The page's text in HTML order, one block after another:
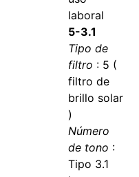
laboral
5-3.1
Tipo de
filtro : 5 (
filtro de
brillo solar
)
Número
de tono :
Tipo 3.1